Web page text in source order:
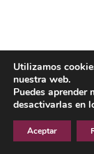
Utilizamos
nuestra web.
Puedes aprender
desactivarlas en
Aceptar